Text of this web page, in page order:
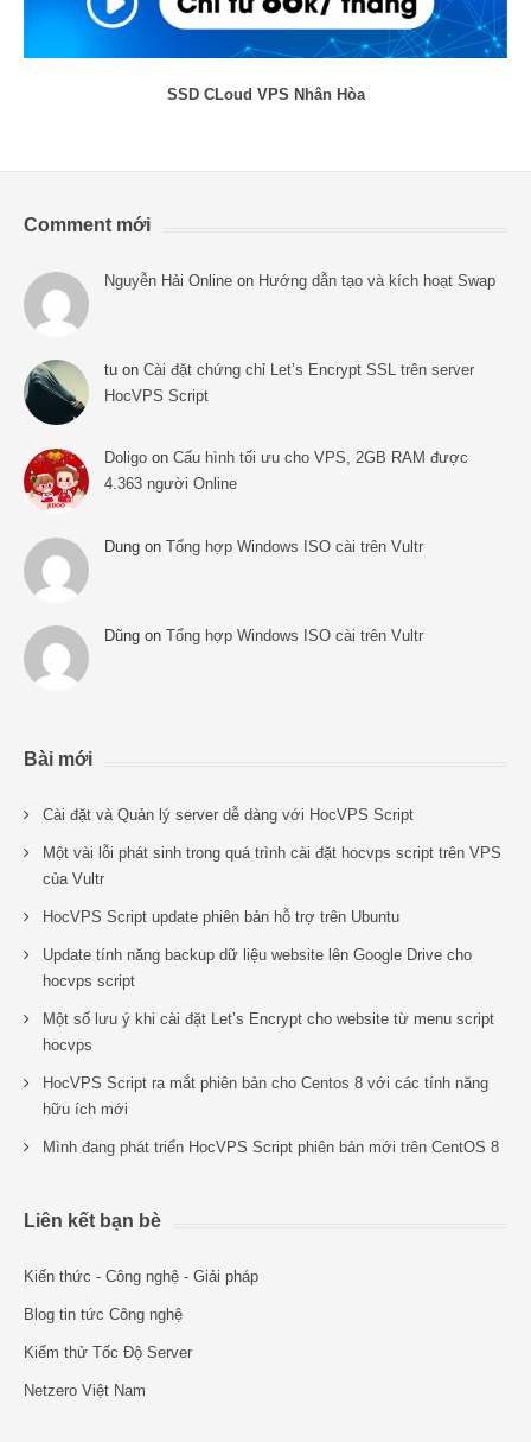
SSD CLoud VPS Nhân Hòa
Comment mới
Nguyễn Hải Online on Hướng dẫn tạo và kích hoạt Swap
tu on Cài đặt chứng chỉ Let’s Encrypt SSL trên server
HocVPS Script
Doligo on Cấu hình tối ưu cho VPS, 2GB RAM được
4.363 người Online
Dung on Tổng hợp Windows ISO cài trên Vultr
Dũng on Tổng hợp Windows ISO cài trên Vultr
Bài mới
Cài đặt và Quản lý server dễ dàng với HocVPS Script
Một vài lỗi phát sinh trong quá trình cài đặt hocvps script trên VPS
của Vultr
HocVPS Script update phiên bản hỗ trợ trên Ubuntu
Update tính năng backup dữ liệu website lên Google Drive cho
hocvps script
Một số lưu ý khi cài đặt Let’s Encrypt cho website từ menu script
hocvps
HocVPS Script ra mắt phiên bản cho Centos 8 với các tính năng
hữu ích mới
Mình đang phát triển HocVPS Script phiên bản mới trên CentOS 8
Liên kết bạn bè
Kiến thức - Công nghệ - Giải pháp
Blog tin tức Công nghệ
Kiểm thử Tốc Độ Server
Netzero Việt Nam